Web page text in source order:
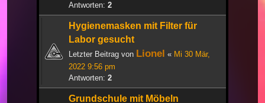
Antworten: 2
Hygienemasken mit Filter für
Labor gesucht
Letzter Beitrag von Lionel « Mi 30 Mär,
2022 9:56 pm
Antworten: 2
Grundschule mit Möbeln